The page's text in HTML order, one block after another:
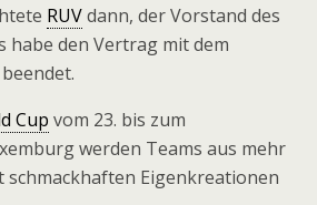
RUVdann, der Vorstand des
habe den Vertrag mit dem
Cup vom 23. bis zum
werden Teams aus mehr
schmackhaften Eigenkreationen